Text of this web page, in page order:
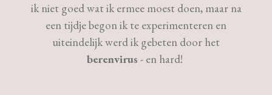
ik niet goed wat ik ermee moest doen, maar na
een tijdje begon ik te experimenteren en
uiteindelijk werd ik gebeten door het
berenvirus - en hard!